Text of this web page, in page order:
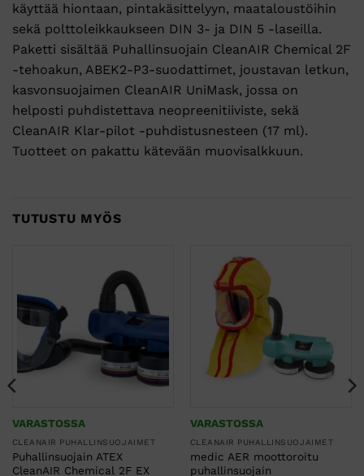
käyttää hiontaan, pintakäsittelyyn, maataloustöihin
sekä polttoleikkaukseen DIN 3- ja DIN 5 -laseilla.
Paketti sisältää Puhallinsuojain CleanAIR Chemical 2F
-tehoakun, ABEK2-P3-suodattimet, joustavan letkun,
kasvonsuojaimen CleanAIR UniMask, jossa on
helposti puhdistettava neopreenitiiviste, sekä
CleanAIR Klar-pilot -puhdistusnesteen (17 ml).
Tuotteet on pakattu kätevään muovisalkkuun.
TUTUSTU MYÖS
VARASTOSSA
CLEANAIR PUHALLINSUOJAIMET
Puhallinsuojain ATEX
CleanAIR Chemical 2F EX
VARASTOSSA
CLEANAIR PUHALLINSUOJAIMET
medic AER moottoroitu
puhallinsuojain